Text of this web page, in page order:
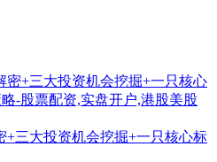
+三大投资机会挖掘+一只核心标